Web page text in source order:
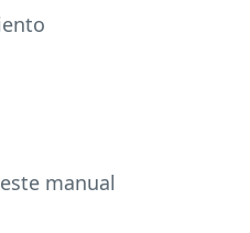
manual